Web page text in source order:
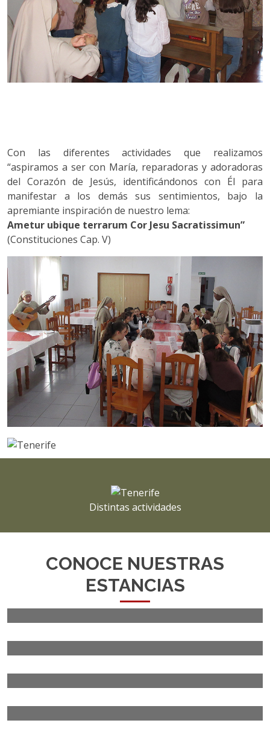
Con las diferentes actividades que realizamos
“aspiramos a ser con María, reparadoras y adoradoras
del Corazón de Jesús, identificándonos con Él para
manifestar a los demás sus sentimientos, bajo la
apremiante inspiración de nuestro lema:
Ametur ubique terrarum Cor Jesu Sacratissimun”
(Constituciones Cap. V)
Distintas actividades
CONOCE NUESTRAS
ESTANCIAS